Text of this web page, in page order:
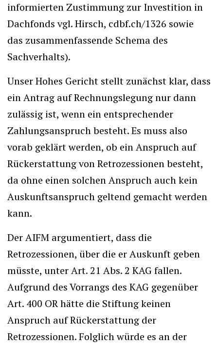
informierten Zustimmung zur Investition in
Dachfonds vgl. Hirsch, cdbf.ch/1326 sowie
das zusammenfassende Schema des
Sachverhalts).
Unser Hohes Gericht stellt zunächst klar, dass
ein Antrag auf Rechnungslegung nur dann
zulässig ist, wenn ein entsprechender
Zahlungsanspruch besteht. Es muss also
vorab geklärt werden, ob ein Anspruch auf
Rückerstattung von Retrozessionen besteht,
da ohne einen solchen Anspruch auch kein
Auskunftsanspruch geltend gemacht werden
kann.
Der AIFM argumentiert, dass die
Retrozessionen, über die er Auskunft geben
müsste, unter Art. 21 Abs. 2 KAG fallen.
Aufgrund des Vorrangs des KAG gegenüber
Art. 400 OR hätte die Stiftung keinen
Anspruch auf Rückerstattung der
Retrozessionen. Folglich würde es an der